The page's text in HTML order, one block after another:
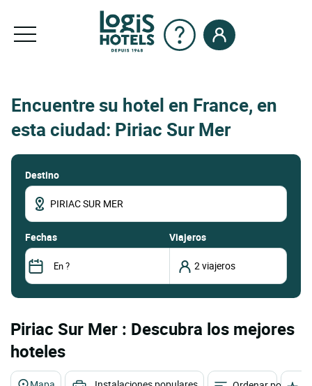
Encuentre su hotel en France, en
esta ciudad: Piriac Sur Mer
Destino
fechas Viajeros
Piriac Sur Mer : Descubra los mejores
hoteles